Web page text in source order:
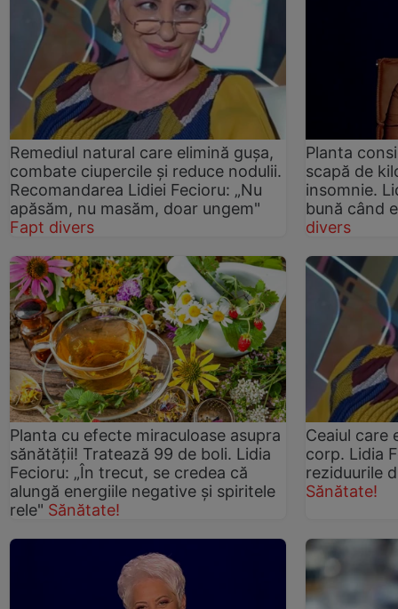
Remediul natural care elimină gușa,
combate ciupercile și reduce nodulii.
Recomandarea Lidiei Fecioru: „Nu
apăsăm, nu masăm, doar ungem"
Fapt divers
Planta
scapă de
insomnie.
bună când
divers
Planta cu efecte miraculoase asupra
sănătății! Tratează 99 de boli. Lidia
Fecioru: „În trecut, se credea că
alungă energiile negative și spiritele
rele" Sănătate!
Ceaiul care
corp. Lidia
reziduurile
Sănătate!